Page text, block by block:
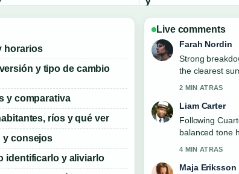
horarios
y tipo de cambio
y comparativa
ríos y qué ver
y consejos
identificarlo y aliviarlo
Live comments
Farah Nordin
Strong
the clearest
2 MIN ATRAS
Liam Carter
Following
balanced tone
4 MIN ATRAS
Maja Eriksson